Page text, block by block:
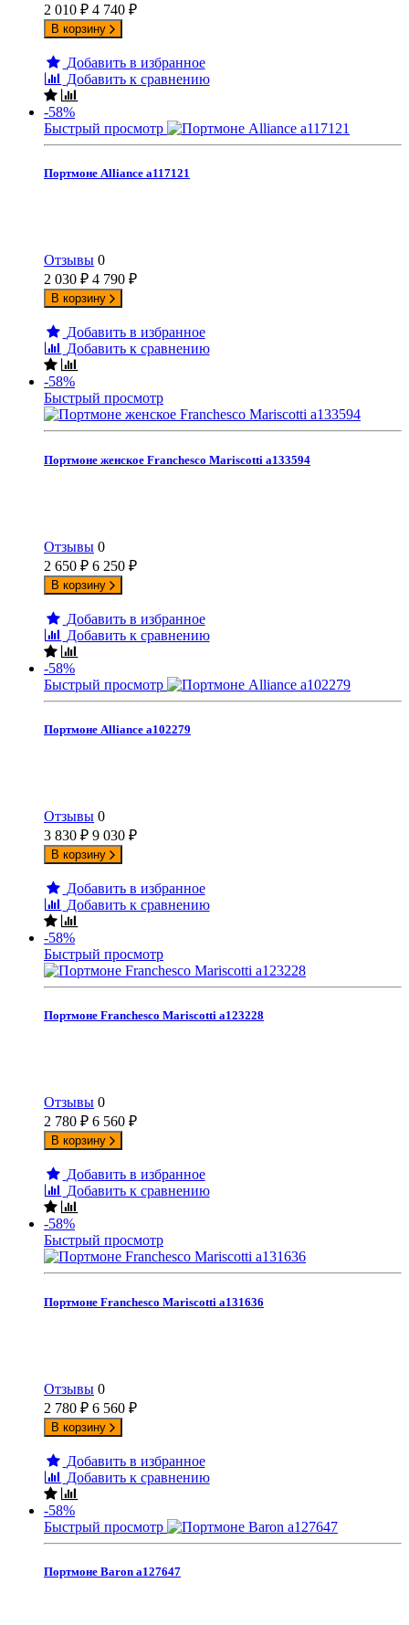
2 010 ₽ 4 740 ₽
В корзину
Добавить в избранное
Добавить к сравнению
-58%
Быстрый просмотр
Портмоне Alliance а117121
Отзывы 0
2 030 ₽ 4 790 ₽
В корзину
Добавить в избранное
Добавить к сравнению
-58%
Быстрый просмотр
Портмоне женское Franchesco Mariscotti а133594
Отзывы 0
2 650 ₽ 6 250 ₽
В корзину
Добавить в избранное
Добавить к сравнению
-58%
Быстрый просмотр
Портмоне Alliance а102279
Отзывы 0
3 830 ₽ 9 030 ₽
В корзину
Добавить в избранное
Добавить к сравнению
-58%
Быстрый просмотр
Портмоне Franchesco Mariscotti а123228
Отзывы 0
2 780 ₽ 6 560 ₽
В корзину
Добавить в избранное
Добавить к сравнению
-58%
Быстрый просмотр
Портмоне Franchesco Mariscotti а131636
Отзывы 0
2 780 ₽ 6 560 ₽
В корзину
Добавить в избранное
Добавить к сравнению
-58%
Быстрый просмотр
Портмоне Baron а127647